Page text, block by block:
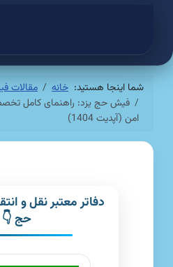
شما اینجا هستید: خانه
مقالات
فیش حج یزد: راهنمای کامل
امن (آپدیت 1404)
دفاتر معتبر نقل و
حج 👇